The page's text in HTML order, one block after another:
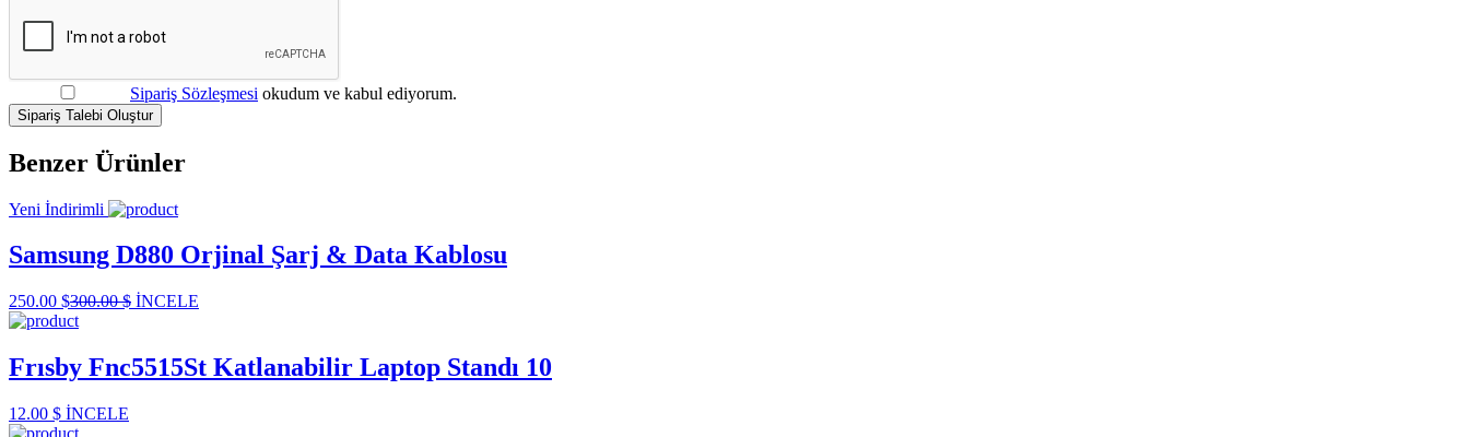
Sipariş Sözleşmesi okudum ve kabul ediyorum.
Sipariş Talebi Oluştur
Benzer Ürünler
Yeni İndirimli
Samsung D880 Orjinal Şarj & Data Kablosu
250.00 $300.00 $ İNCELE
Frısby Fnc5515St Katlanabilir Laptop Standı 10
12.00 $ İNCELE